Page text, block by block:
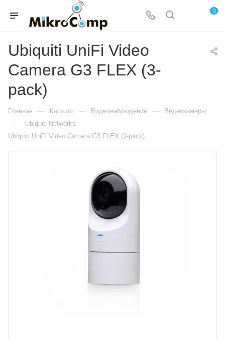
0
Ubiquiti UniFi Video
Camera G3 FLEX (3-
pack)
Главная — Каталог — Видеонаблюдение — Видеокамеры
— Ubiquiti Networks —
Ubiquiti UniFi Video Camera G3 FLEX (3-pack)